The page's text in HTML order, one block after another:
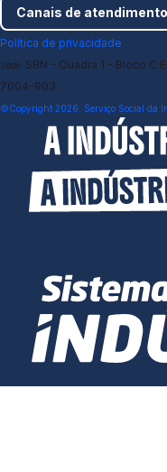
Canais de atendimento
Política de privacidade
Sede SBN - Quadra 1 - Bloco C
7004-903
©Copyright 2026. Serviço Social da